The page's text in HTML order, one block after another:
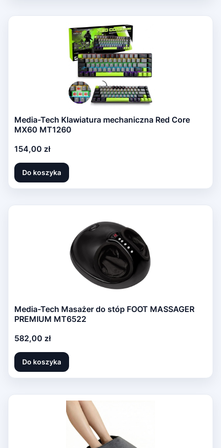
Media-Tech Klawiatura mechaniczna Red Core
MX60 MT1260
Cena
154,00 zł
Do koszyka
Media-Tech Masażer do stóp FOOT MASSAGER
PREMIUM MT6522
Cena
582,00 zł
Do koszyka